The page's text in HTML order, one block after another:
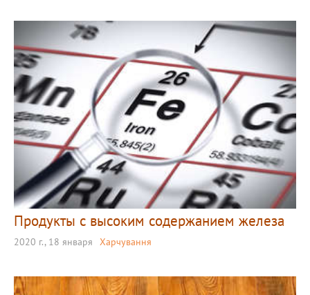
Продукты с высоким содержанием железа
2020 г., 18 января Харчування